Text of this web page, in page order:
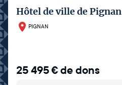
Hôtel de ville de Pignan
PIGNAN
25 495€de dons